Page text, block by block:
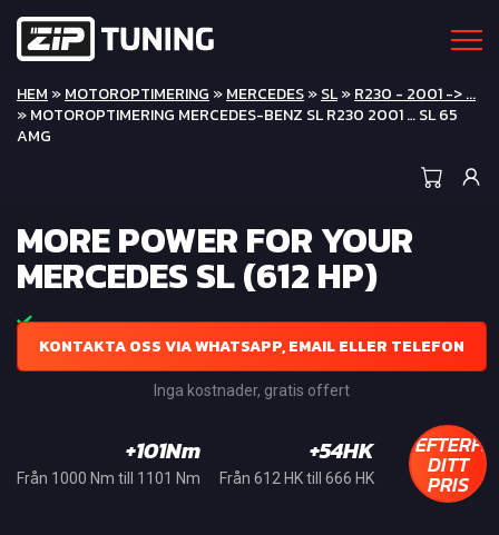
HEM »MOTOROPTIMERING »MERCEDES»SL»R230 - 2001 -> ...
» MOTOROPTIMERING MERCEDES-BENZ SL R230 2001 … SL 65
AMG
MORE POWER FOR YOUR
MERCEDES SL (612 HP)
KONTAKTA OSS VIA WHATSAPP, EMAIL ELLER TELEFON
Inga kostnader, gratis offert
+101Nm
Från 1000 Nm till 1101 Nm
+54HK
Från 612 HK till 666 HK DITT
PRIS